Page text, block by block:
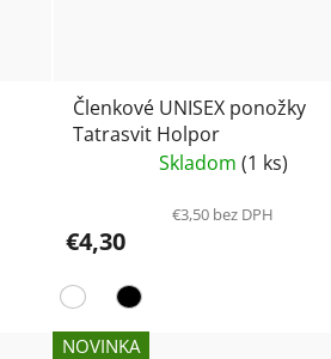
Členkové UNISEX ponožky
Tatrasvit Holpor
Skladom (1 ks)
€3,50 bez DPH
€4,30
NOVINKA